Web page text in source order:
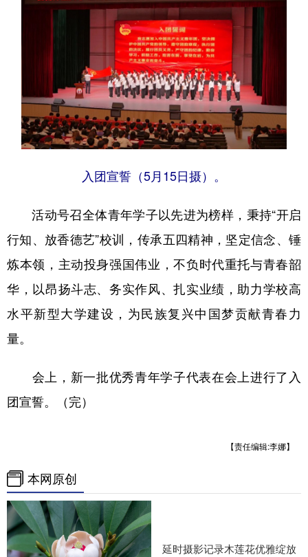
入团宣誓（5月15日摄）。
活动号召全体青年学子以先进为榜样，秉持“开启
行知、放香德艺”校训，传承五四精神，坚定信念、锤
炼本领，主动投身强国伟业，不负时代重托与青春韶
华，以昂扬斗志、务实作风、扎实业绩，助力学校高
水平新型大学建设，为民族复兴中国梦贡献青春力
量。
会上，新一批优秀青年学子代表在会上进行了入
团宣誓。（完）
【责任编辑:李娜】
本网原创
延时摄影记录木莲花优雅绽放